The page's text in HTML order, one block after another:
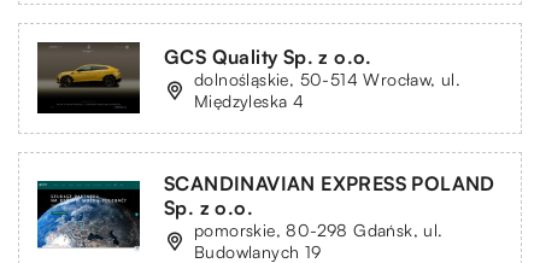
GCS Quality Sp. z o.o.
dolnośląskie, 50-514 Wrocław, ul.
Międzyleska 4
SCANDINAVIAN EXPRESS POLAND
Sp. z o.o.
pomorskie, 80-298 Gdańsk, ul.
Budowlanych 19